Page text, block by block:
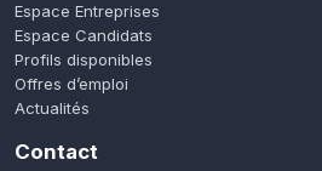
Espace Entreprises
Espace Candidats
Profils disponibles
Offres d’emploi
Actualités
Contact